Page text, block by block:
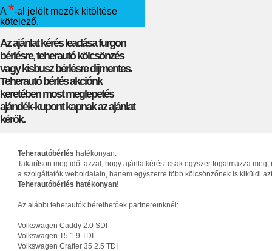
A *-al jelölt mezők kitöltése
kötelező.
Az ajánlat kérés leadása furgon
bérlésre, teherautó kölcsönzés
vagy kisbusz bérlésre díjmentes.
Teherautó bérlés akciónk
keretében most meglepetés
ajándék-kupont kapnak az ajánlat
kérők.
Teherautóbérlés hatékonyan.
Takarítson meg időt azzal, hogy ajánlatkérést csak egyszer fogalmazza
a szolgáltatók weboldalain, hanem egyszerre több kölcsönzőnek is kiküldi
Teherautóbérlés hatékonyan!
Az alábbi teherautók bérelhetőek partnereinknél:
Volkswagen Caddy 2.0 SDI
Volkswagen T5 1.9 TDI
Volkswagen Crafter 35 2.5 TDI